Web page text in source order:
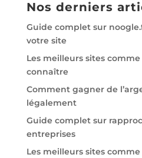
Nos derniers
Guide complet sur
votre site
Les meilleurs sites
connaître
Comment gagner de
légalement
Guide complet sur
entreprises
Les meilleurs sites